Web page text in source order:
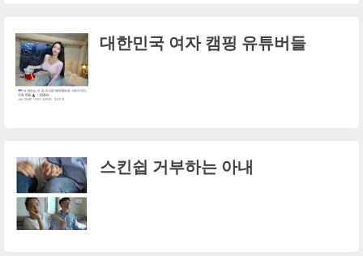
대한민국 여자 캠핑 유튜버들
스킨쉽 거부하는 아내